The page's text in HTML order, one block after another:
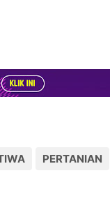
PERTANIAN